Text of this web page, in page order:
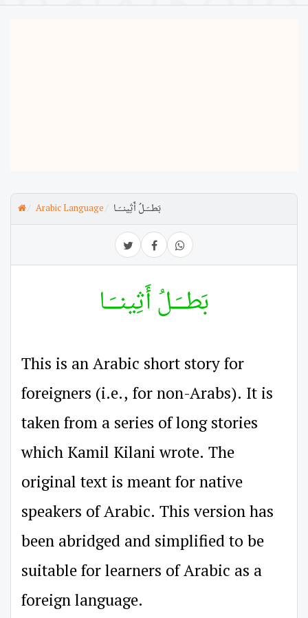
Arabic Language بَطـــَــلُ أَثِينـــَــا
بَطـــَــلُ أَثِينـــَــا
This is an Arabic short story for
foreigners (i.e., for non-Arabs). It is
taken from a series of long stories
which Kamil Kilani wrote. The
original text is meant for native
speakers of Arabic. This version has
been abridged and simplified to be
suitable for learners of Arabic as a
foreign language.